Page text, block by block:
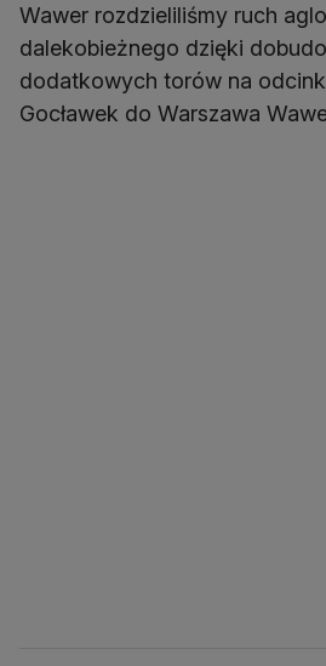
Wawer rozdzieliliśmy ruch
dalekobieżnego dzięki
dodatkowych torów na
Gocławek do Warszawa